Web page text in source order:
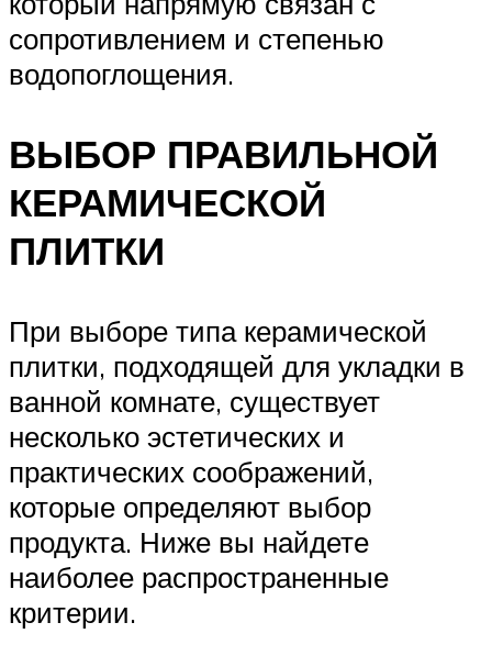
сопротивлением и степенью
водопоглощения.
ВЫБОР ПРАВИЛЬНОЙ
КЕРАМИЧЕСКОЙ
ПЛИТКИ
При выборе типа керамической
плитки, подходящей для укладки в
ванной комнате, существует
несколько эстетических и
практических соображений,
которые определяют выбор
продукта. Ниже вы найдете
наиболее распространенные
критерии.